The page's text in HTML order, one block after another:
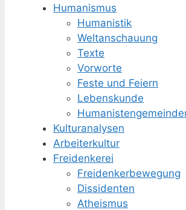
Humanismus
Humanistik
Weltanschauung
Texte
Vorworte
Feste und Feiern
Lebenskunde
Kulturanalysen
Arbeiterkultur
Freidenkerei
Freidenker­bewegung
Dissidenten
Atheismus